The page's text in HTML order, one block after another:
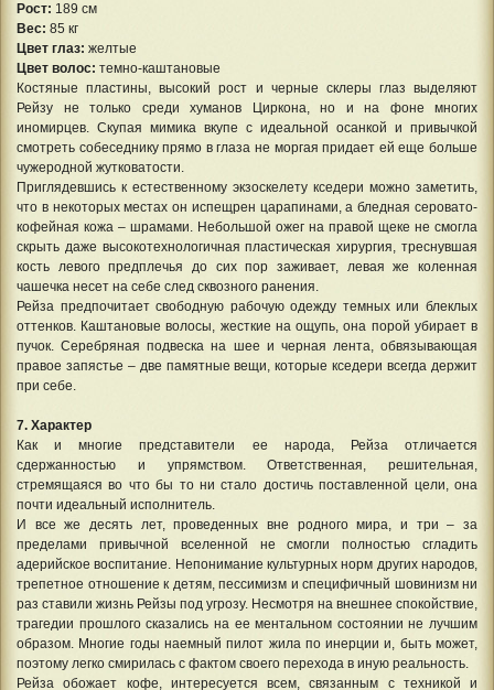
Рост: 189 см
Вес: 85 кг
Цвет глаз: желтые
Цвет волос: темно-каштановые
Костяные пластины, высокий рост и черные склеры глаз выделяют
Рейзу не только среди хуманов Циркона, но и на фоне многих
иномирцев. Скупая мимика вкупе с идеальной осанкой и привычкой
смотреть собеседнику прямо в глаза не моргая придает ей еще больше
чужеродной жутковатости.
Приглядевшись к естественному экзоскелету кседери можно заметить,
что в некоторых местах он испещрен царапинами, а бледная серовато-
кофейная кожа – шрамами. Небольшой ожег на правой щеке не смогла
скрыть даже высокотехнологичная пластическая хирургия, треснувшая
кость левого предплечья до сих пор заживает, левая же коленная
чашечка несет на себе след сквозного ранения.
Рейза предпочитает свободную рабочую одежду темных или блеклых
оттенков. Каштановые волосы, жесткие на ощупь, она порой убирает в
пучок. Серебряная подвеска на шее и черная лента, обвязывающая
правое запястье – две памятные вещи, которые кседери всегда держит
при себе.
7. Характер
Как и многие представители ее народа, Рейза отличается
сдержанностью и упрямством. Ответственная, решительная,
стремящаяся во что бы то ни стало достичь поставленной цели, она
почти идеальный исполнитель.
И все же десять лет, проведенных вне родного мира, и три – за
пределами привычной вселенной не смогли полностью сгладить
адерийское воспитание. Непонимание культурных норм других народов,
трепетное отношение к детям, пессимизм и специфичный шовинизм ни
раз ставили жизнь Рейзы под угрозу. Несмотря на внешнее спокойствие,
трагедии прошлого сказались на ее ментальном состоянии не лучшим
образом. Многие годы наемный пилот жила по инерции и, быть может,
поэтому легко смирилась с фактом своего перехода в иную реальность.
Рейза обожает кофе, интересуется всем, связанным с техникой и